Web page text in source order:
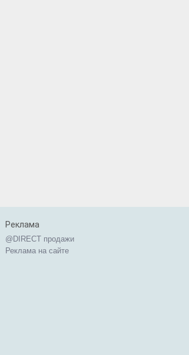
Реклама
@DIRECT продажи
Реклама на сайте